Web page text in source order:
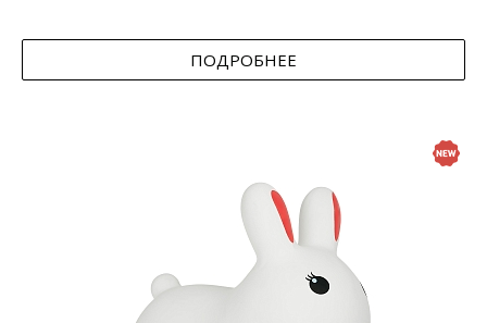
ПОДРОБНЕЕ